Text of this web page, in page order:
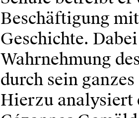
Beschäftigung
Geschichte.
Wahrnehmung
durch sein
Hierzu analysiert